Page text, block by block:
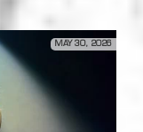
MAY 30, 2026